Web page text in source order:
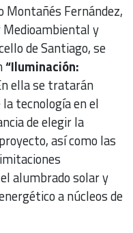
Montañés Fernández,
y
de Santiago, se
“Iluminación:
ella se tratarán
tecnología en el
de elegir la
así como las
alumbrado solar y
a núcleos de